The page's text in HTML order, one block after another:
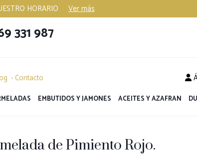
HORARIO Ver más
331 987
Contacto
EMBUTIDOS Y JAMONES ACEITES Y AZAFRAN
de Pimiento Rojo.